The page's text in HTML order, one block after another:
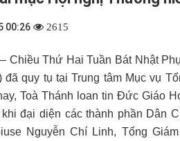
00:26 2615
Chiều Thứ Hai Tuần Bát Nhật
đã quy tụ tại Trung tâm Mục vụ
Toà Thánh loan tin Đức Giáo
đại diện các thành phần Dân
Nguyễn Chí Linh, Tổng